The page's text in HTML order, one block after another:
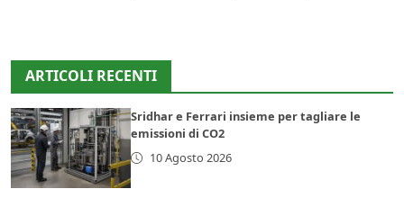
ARTICOLI RECENTI
Sridhar e Ferrari insieme per tagliare le
emissioni di CO2
10 Agosto 2026